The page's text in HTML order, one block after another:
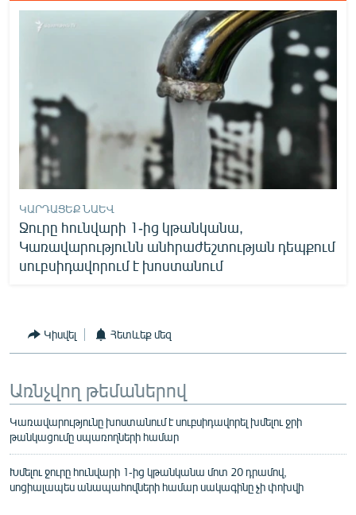
ԿԱՐԴԱՑԵՔ ՆԱԵՎ
Ջուրը հունվարի 1-ից կթանկանա,
Կառավարությունն անհրաժեշտության դեպքում
սուբսիդավորում է խոստանում
Կիսվել Հետևեք մեզ
Առնչվող թեմաներով
Կառավարությունը խոստանում է սուբսիդավորել խմելու ջրի
թանկացումը սպառողների համար
Խմելու ջուրը հունվարի 1-ից կթանկանա մոտ 20 դրամով,
սոցիալապես անապահովների համար սակագինը չի փոխվի